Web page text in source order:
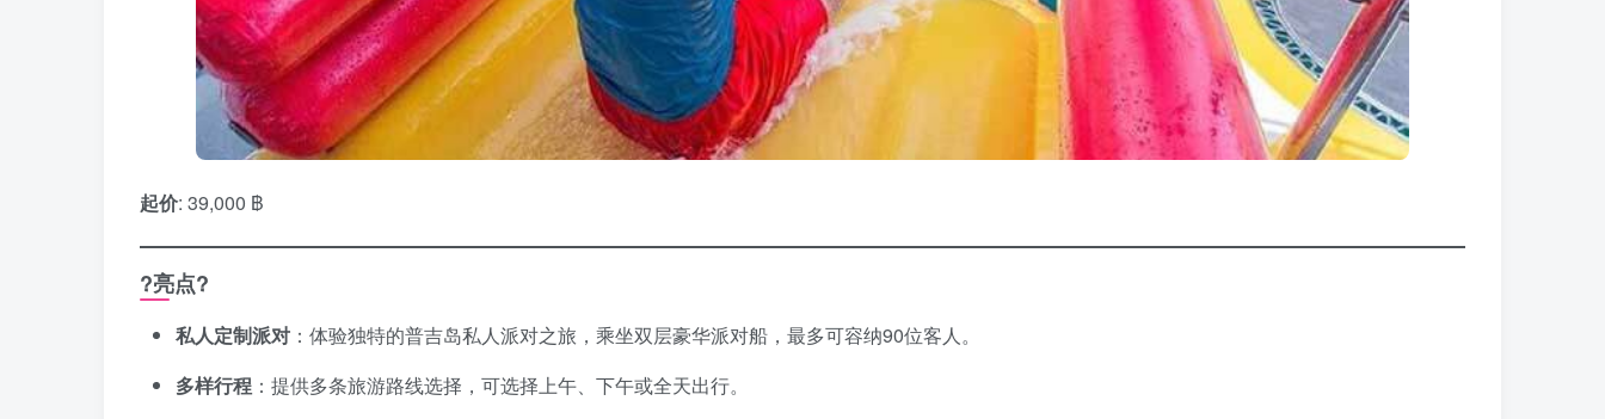
起价: 39,000 ฿
?亮点?
私人定制派对 ：体验独特的普吉岛私人派对之旅，乘坐双层豪华派对船，最多可容纳90位客人。
多样行程 ：提供多条旅游路线选择，可选择上午、下午或全天出行。